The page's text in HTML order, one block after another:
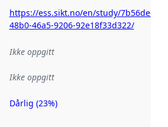
https://ess.sikt.no/en/study/7b56de60-
48b0-46a5-9206-92e18f33d322/
Ikke oppgitt
Ikke oppgitt
Metadatakvalitet
Dårlig (23%)